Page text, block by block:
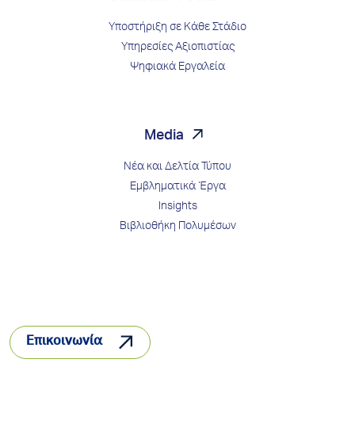
Υποστήριξη σε Κάθε Στάδιο
Υπηρεσίες Αξιοπιστίας
Ψηφιακά Εργαλεία
Media
Νέα και Δελτία Τύπου
Εμβληματικά Έργα
Insights
Βιβλιοθήκη Πολυμέσων
Επικοινωνία